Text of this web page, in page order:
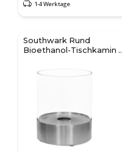
1-4 Werktage
Southwark Rund
Bioethanol-Tischkamin -